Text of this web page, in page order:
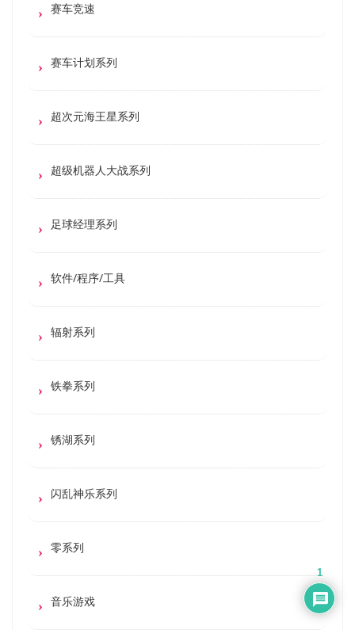
赛车竞速
赛车计划系列
超次元海王星系列
超级机器人大战系列
足球经理系列
软件/程序/工具
辐射系列
铁拳系列
锈湖系列
闪乱神乐系列
零系列
音乐游戏
1